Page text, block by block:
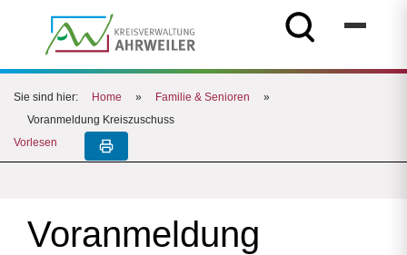
Sie sind hier: Home » Familie & Senioren
»
Voranmeldung Kreiszuschuss
Vorlesen
Voranmeldung